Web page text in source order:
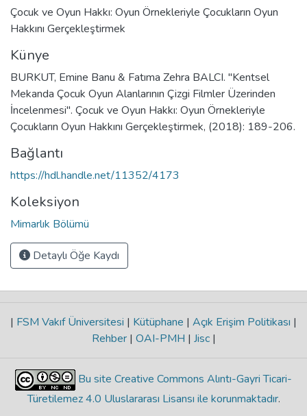
Çocuk ve Oyun Hakkı: Oyun Örnekleriyle Çocukların Oyun
Hakkını Gerçekleştirmek
Künye
BURKUT, Emine Banu & Fatıma Zehra BALCI. "Kentsel
Mekanda Çocuk Oyun Alanlarının Çizgi Filmler Üzerinden
İncelenmesi". Çocuk ve Oyun Hakkı: Oyun Örnekleriyle
Çocukların Oyun Hakkını Gerçekleştirmek, (2018): 189-206.
Bağlantı
https://hdl.handle.net/11352/4173
Koleksiyon
Mimarlık Bölümü
Detaylı Öğe Kaydı
| FSM Vakıf Üniversitesi | Kütüphane | Açık Erişim Politikası |
Rehber | OAI-PMH | Jisc |
Bu site Creative Commons Alıntı-Gayri Ticari-
Türetilemez 4.0 Uluslararası Lisansı ile korunmaktadır.